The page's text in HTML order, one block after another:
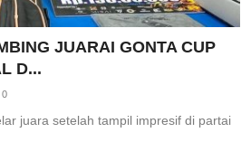
JUARAI GONTA CUP
D...
0
juara setelah tampil impresif di partai